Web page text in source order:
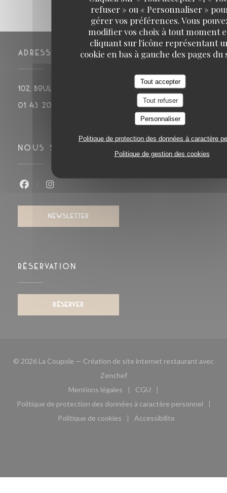
refuser » ou « Personnaliser »
gérer vos préférences. Vous
modifier vos choix à tout moment
cliquant sur l'icône représentant
cookie en bas à gauche des pages du
Tout accepter
Tout refuser
Personnaliser
Politique de protection des données à caractère
Politique de gestion des cookies
ADRESSE
102, boulevard de Montparnasse 75014 PARIS((ouvre
01 43 20 14 20
NOUS SUIVRE
NEWSLETTER
RÉSERVATION
RÉSERVER
© 2026 La Coupole — Création de site internet restaurant avec
Zenchef((ouvre une nouvelle fenêtre))
Mentions légales
((ouvre une nouvelle fenêtre))
CGU
((ouvre une nouvelle
Politique de protection des données à caractère personnel
((ouvre une nouvelle fenêtre))
Politique de cookies
((ouvre une nouvelle fenêtre))
Accessibilite